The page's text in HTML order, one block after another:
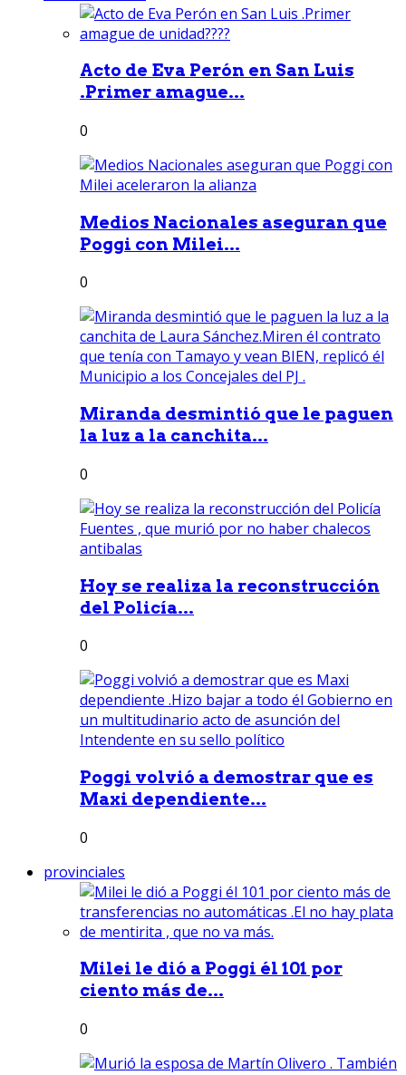
Acto de Eva Perón en San Luis
.Primer amague...
0
Medios Nacionales aseguran que
Poggi con Milei...
0
Miranda desmintió que le paguen
la luz a la canchita...
0
Hoy se realiza la reconstrucción
del Policía...
0
Poggi volvió a demostrar que es
Maxi dependiente...
0
provinciales
Milei le dió a Poggi él 101 por
ciento más de...
0